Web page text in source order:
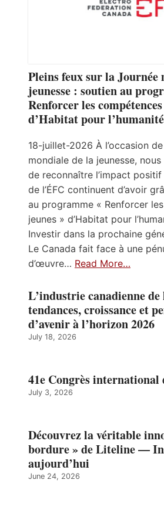
Pleins feux sur la Journée
jeunesse : soutien au
Renforcer les
d’Habitat pour
18-juillet-2026 À l’occasion
mondiale de la jeunesse, nous
de reconnaître l’impact
de l’ÉFC continuent d’avoir
au programme « Renforcer
jeunes » d’Habitat pour
Investir dans la prochaine
Le Canada fait face à une
d’œuvre… Read More…
L’industrie canadienne de
tendances, croissance et
d’avenir à l’horizon 2026
July 18, 2026
41e Congrès
July 3, 2026
Découvrez la véritable
bordure » de Liteline —
aujourd’hui
June 24, 2026